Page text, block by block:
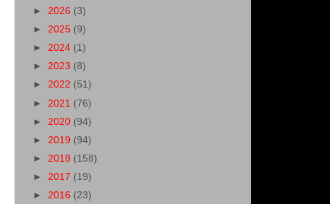
► 2026 (3)
► 2025 (9)
► 2024 (1)
► 2023 (8)
► 2022 (51)
► 2021 (76)
► 2020 (94)
► 2019 (94)
► 2018 (158)
► 2017 (19)
► 2016 (23)